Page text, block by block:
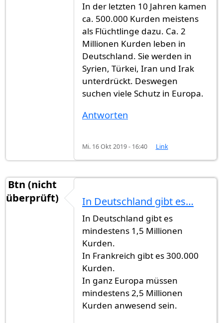
In der letzten 10 Jahren kamen
ca. 500.000 Kurden meistens
als Flüchtlinge dazu. Ca. 2
Millionen Kurden leben in
Deutschland. Sie werden in
Syrien, Türkei, Iran und Irak
unterdrückt. Deswegen
suchen viele Schutz in Europa.
Antworten
Mi. 16 Okt 2019 - 16:40 Link
Btn (nicht
überprüft)
In Deutschland gibt es…
In Deutschland gibt es
mindestens 1,5 Millionen
Kurden.
In Frankreich gibt es 300.000
Kurden.
In ganz Europa müssen
mindestens 2,5 Millionen
Kurden anwesend sein.